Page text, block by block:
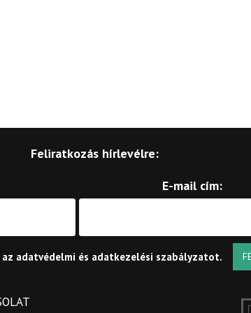
Feliratkozás hírlevélre:
E-mail cím:
adatvédelmi és adatkezelési szabályzatot.